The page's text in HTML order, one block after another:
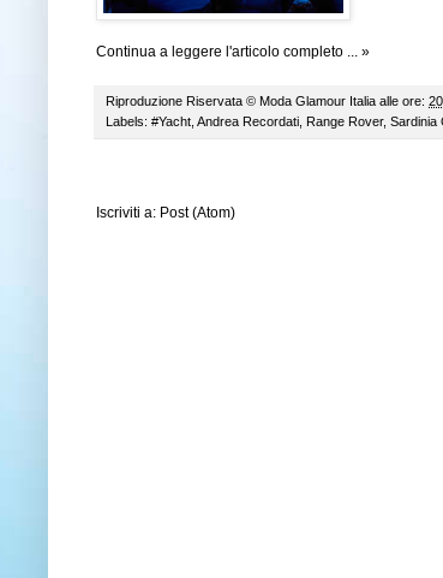
Continua a leggere l'articolo completo ... »
Riproduzione Riservata © Moda Glamour Italia alle ore:
Labels: #Yacht Andrea Recordati Range Rover, Sardinia
Iscriviti a: Post (Atom)